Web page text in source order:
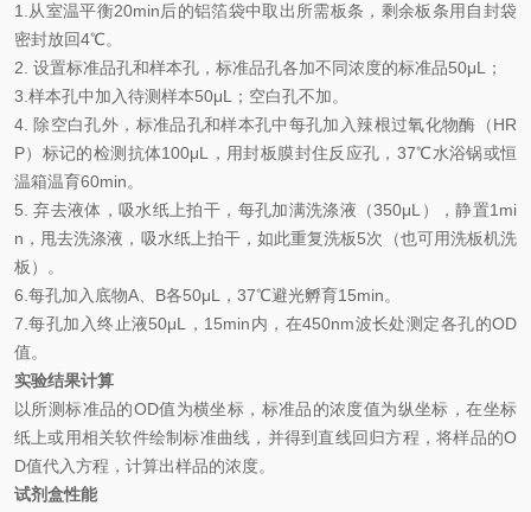
1. 从室温平衡20min后的铝箔袋中取出所需板条，剩余板条用自封袋
密封放回4℃。
2. 设置标准品孔和样本孔，标准品孔各加不同浓度的标准品50μL
；
3. 样本孔中加 入待测样本50μL
；空白孔不加。
4.
除空白孔外，标准品孔和样本孔中每孔加入辣根过氧化物酶（HR
P）标记的检测抗体100μL ，用封板膜封住反应孔， 37℃水浴锅或恒
温箱温育60min。
5. 弃去液体，吸水纸上拍干，每孔加满洗涤液 （350μL ） ，静置1mi
n ，甩去洗涤液，吸水纸上拍干，如此重复洗板5次（也可用洗板机洗
板）。
6. 每孔加入底物A B各50μL ， 37℃避光孵育15min。
7. 每孔加入终止液50μL ， 15min内，在450nm波长处测定各孔的OD
值。
实验结果计算
以所测标准品的OD值为横坐标， 标准品的浓度值为纵坐标，在坐标
纸上或用相关软件绘制标准曲线 ，并得到直线回归方程 ，将样品的O
D值代入方程，计算出样品的浓度。
试剂盒性能